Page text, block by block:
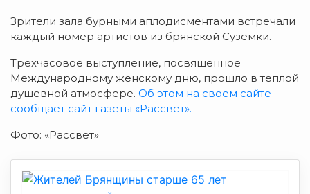
Зрители зала бурными аплодисментами встречали
каждый номер артистов из брянской Суземки.
Трехчасовое выступление, посвященное
Международному женскому дню, прошло в теплой
душевной атмосфере. Об этом на своем сайте
сообщает сайт газеты «Рассвет».
Фото: «Рассвет»